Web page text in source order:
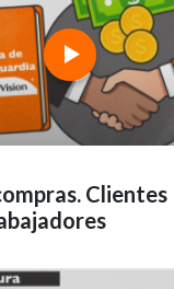
Clientes